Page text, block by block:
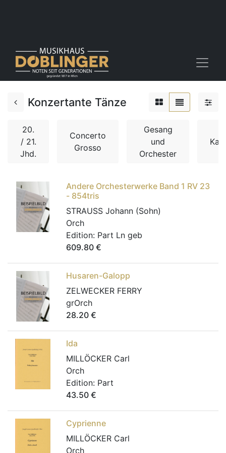
Konzertante Tänze
20.
/ 21.
Jhd.
Concerto
Grosso
Gesang
und
Orchester
Andere Orchesterwerke Band 1 RV 23
- 854tris
STRAUSS Johann (Sohn)
Orch
Edition: Part Ln geb
609.80 €
Husaren-Galopp
ZELWECKER FERRY
grOrch
28.20 €
Ida
MILLÖCKER Carl
Orch
Edition: Part
43.50 €
Cyprienne
MILLÖCKER Carl
Orch